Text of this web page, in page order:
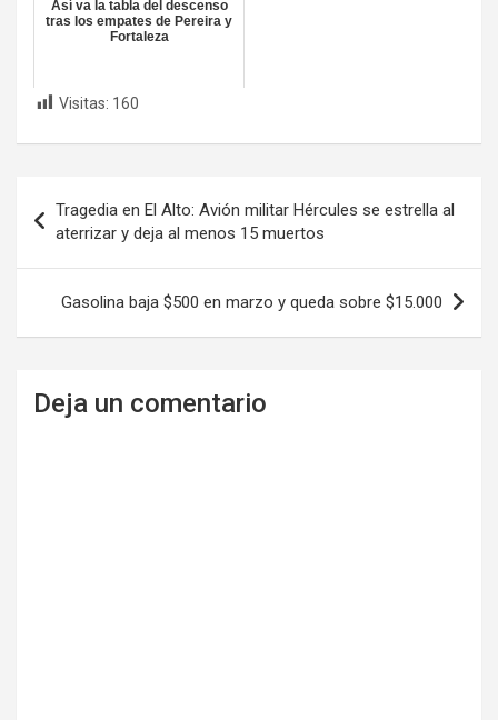
Así va la tabla del descenso
tras los empates de Pereira y
Fortaleza
Visitas: 160
de
entradas
Tragedia en El Alto: Avión militar Hércules se estrella al
aterrizar y deja al menos 15 muertos
Gasolina baja $500 en marzo y queda sobre $15.000
Deja un comentario